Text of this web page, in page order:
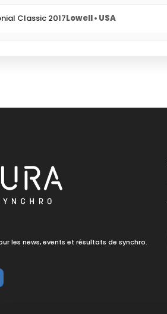
Classic 2017Lowell • USA
les news, events et résultats de synchro.